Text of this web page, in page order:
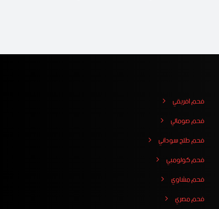
فحم افريقي
فحم صومالي
فحم طلح سوداني
فحم كولومبي
فحم مشاوي
فحم مصري